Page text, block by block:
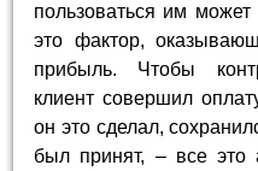
пользоваться им
это фактор,
прибыль. Чтобы
клиент совершил
он это сделал,
был принят, – все это